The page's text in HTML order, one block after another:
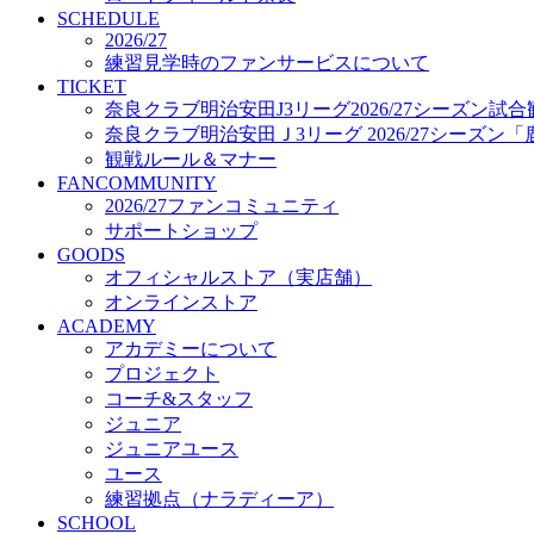
プロジェクト
コーチ&スタッフ
ジュニア
ジュニアユース
ユース
練習拠点（ナラディーア）
SCHOOL
CLUB
2026/27 パートナー企業
パートナー募集
クラブ理念
クラブ情報
サステナビリティ
Web制作支援
応援プロジェクト
SCHEDULE
2026/27
練習見学時のファンサービスについて
TICKET
奈良クラブ明治安田J3リーグ2026/27シーズン試合
奈良クラブ明治安田Ｊ3リーグ 2026/27シーズン「
観戦ルール＆マナー
FANCOMMUNITY
2026/27ファンコミュニティ
サポートショップ
GOODS
オフィシャルストア（実店舗）
オンラインストア
ACADEMY
アカデミーについて
プロジェクト
コーチ&スタッフ
ジュニア
ジュニアユース
ユース
練習拠点（ナラディーア）
SCHOOL